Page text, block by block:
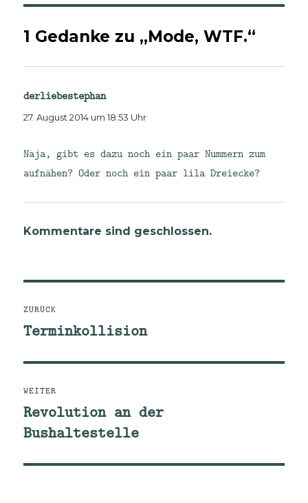
1 Gedanke zu „Mode, WTF.“
derliebestephansagt:
27. August 2014 um 18:53 Uhr
Naja, gibt es dazu noch ein paar Nummern zum
aufnähen? Oder noch ein paar lila Dreiecke?
Kommentare sind geschlossen.
ZURÜCK
Vorheriger
Terminkollision
WEITER
Nächster
Beitrag:
Revolution an der
Bushaltestelle